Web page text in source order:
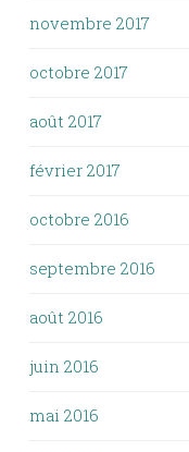
novembre 2017
octobre 2017
août 2017
février 2017
octobre 2016
septembre 2016
août 2016
juin 2016
mai 2016